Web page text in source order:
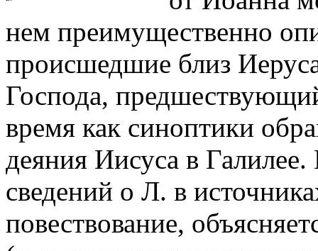
нем преимущественно
происшедшие близ
Господа,
время как синоптики
деяния Иисуса в
сведений о Л. в
повествование,